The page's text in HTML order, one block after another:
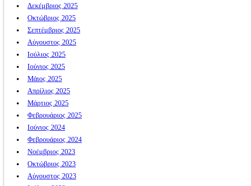
Δεκέμβριος 2025
Οκτώβριος 2025
Σεπτέμβριος 2025
Αύγουστος 2025
Ιούλιος 2025
Ιούνιος 2025
Μάιος 2025
Απρίλιος 2025
Μάρτιος 2025
Φεβρουάριος 2025
Ιούνιος 2024
Φεβρουάριος 2024
Νοέμβριος 2023
Οκτώβριος 2023
Αύγουστος 2023